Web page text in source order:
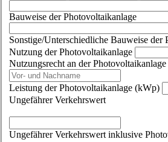
Bauweise der Photovoltaikanlage
Sonstige/Unterschiedliche Bauweise der
Nutzung der Photovoltaikanlage
Nutzungsrecht an der
Leistung der Photovoltaikanlage (kWp)
Ungefährer Verkehrswert
Ungefährer Verkehrswert inklusive